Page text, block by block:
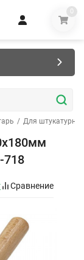
0
/ Для
Сравнение